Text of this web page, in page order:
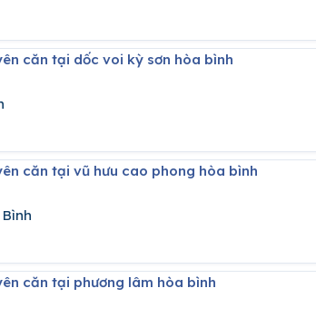
căn tại dốc voi kỳ sơn hòa bình
căn tại vũ hưu cao phong hòa bình
căn tại phương lâm hòa bình